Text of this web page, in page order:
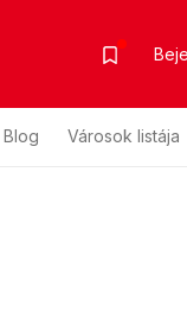
Blog Városok listája